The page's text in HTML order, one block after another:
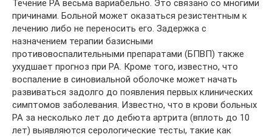
Течение РА весьма вариабельно. Это связано со многими
причинами. Больной может оказаться резистентным к
лечению либо не переносить его. Задержка с
назначением терапии базисными
противовоспалительными препаратами (БПВП) также
ухудшает прогноз при РА. Кроме того, известно, что
воспаление в синовиальной оболочке может начать
развиваться задолго до появления первых клинических
симптомов заболевания. Известно, что в крови больных
РА за несколько лет до дебюта артрита (вплоть до 10
лет) выявляются серологические тесты, такие как